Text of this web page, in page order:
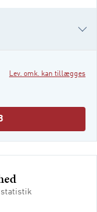
Lev. omk. kan tillægges